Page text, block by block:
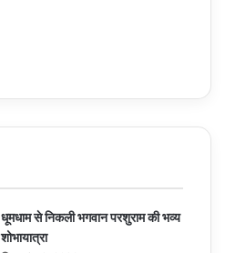
धूमधाम से निकली भगवान परशुराम की भव्य
शोभायात्रा